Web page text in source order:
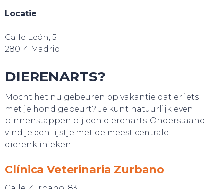
Locatie
Calle León, 5
28014 Madrid
DIERENARTS?
Mocht het nu gebeuren op vakantie dat er iets
met je hond gebeurt? Je kunt natuurlijk even
binnenstappen bij een dierenarts. Onderstaand
vind je een lijstje met de meest centrale
dierenklinieken.
Clínica Veterinaria Zurbano